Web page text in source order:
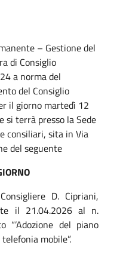
– Gestione del
di Consiglio
a norma del
del Consiglio
il giorno martedì 12
si terrà presso la Sede
consiliari, sita in Via
del seguente
D. Cipriani,
il 21.04.2026 al n.
“’Adozione del piano
mobile”.